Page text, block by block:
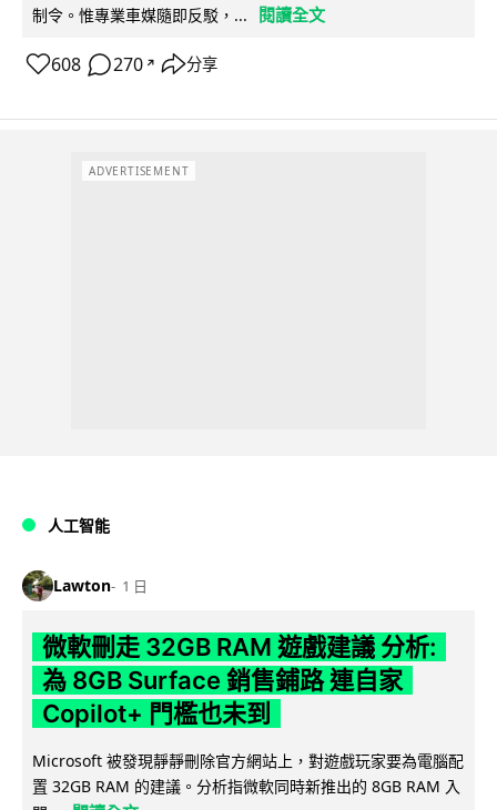
制令。惟專業車媒隨即反駁，...
閱讀全文
608 270 ↗ 分享
ADVERTISEMENT
人工智能
Lawton 1 日
微軟刪走 32GB RAM 遊戲建議 分析:
為 8GB Surface 銷售鋪路 連自家
Copilot+ 門檻也未到
Microsoft 被發現靜靜刪除官方網站上，對遊戲玩家要為電腦配
置 32GB RAM 的建議。分析指微軟同時新推出的 8GB RAM 入